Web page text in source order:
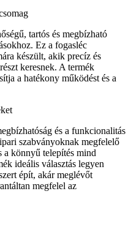
tartós és megbízható
Ez a fogasléc
készült, akik precíz és
keresnek. A termék
a hatékony működést és a
és a funkcionalitás
szabványoknak megfelelő
a könnyű telepítés mind
ideális választás legyen
épít, akár meglévőt
megfelel az